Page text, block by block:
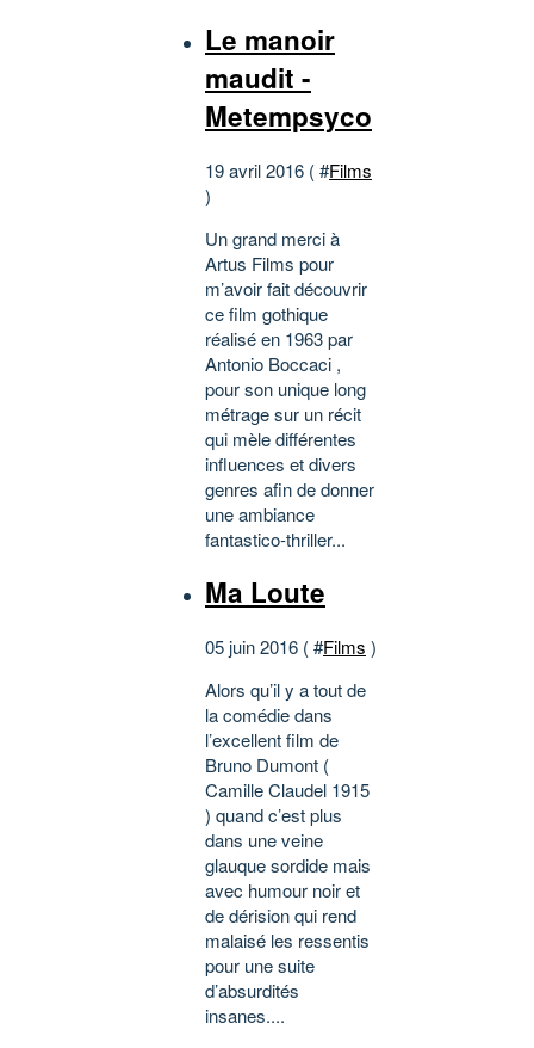
Le manoir
maudit -
Metempsyco
19 avril 2016 ( #Films
)
Un grand merci à
Artus Films pour
m’avoir fait découvrir
ce film gothique
réalisé en 1963 par
Antonio Boccaci ,
pour son unique long
métrage sur un récit
qui mèle différentes
influences et divers
genres afin de donner
une ambiance
fantastico-thriller...
Ma Loute
05 juin 2016 ( #Films )
Alors qu’il y a tout de
la comédie dans
l’excellent film de
Bruno Dumont (
Camille Claudel 1915
) quand c’est plus
dans une veine
glauque sordide mais
avec humour noir et
de dérision qui rend
malaisé les ressentis
pour une suite
d’absurdités
insanes....